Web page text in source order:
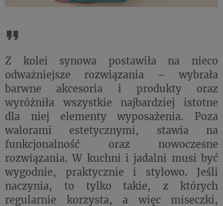
Z kolei synowa postawiła na nieco
odważniejsze rozwiązania – wybrała
barwne akcesoria i produkty oraz
wyróżniła wszystkie najbardziej istotne
dla niej elementy wyposażenia. Poza
walorami estetycznymi, stawia na
funkcjonalność oraz nowoczesne
rozwiązania. W kuchni i jadalni musi być
wygodnie, praktycznie i stylowo. Jeśli
naczynia, to tylko takie, z których
regularnie korzysta, a więc miseczki,